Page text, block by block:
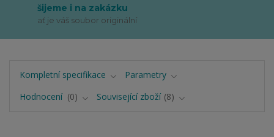
šijeme i na zakázku
ať je váš soubor originální
Kompletní specifikace
Parametry
Hodnocení
0 Související zboží 8